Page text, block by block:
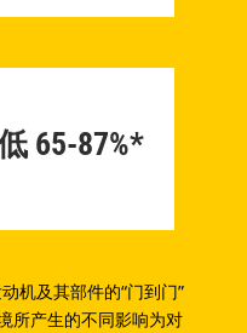
65-87%*
机及其部件的“门到门”
所产生的不同影响为对